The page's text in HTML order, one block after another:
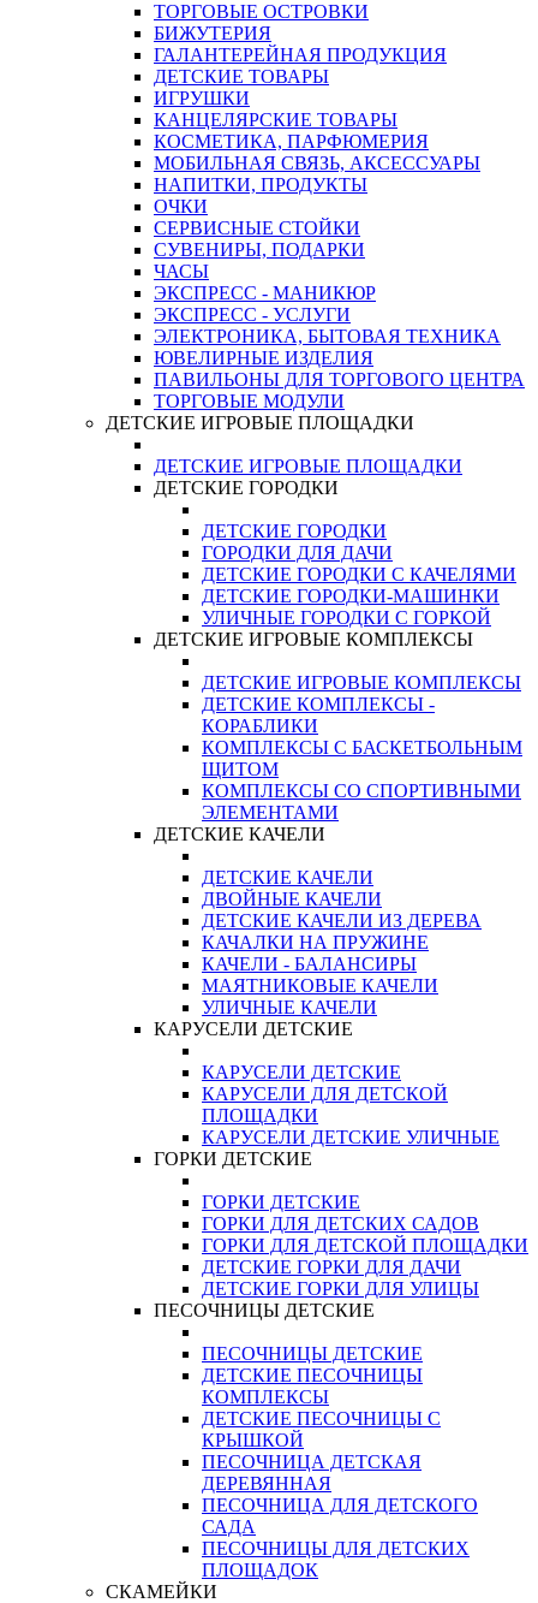
ТОРГОВЫЕ ОСТРОВКИ
БИЖУТЕРИЯ
ГАЛАНТЕРЕЙНАЯ ПРОДУКЦИЯ
ДЕТСКИЕ ТОВАРЫ
ИГРУШКИ
КАНЦЕЛЯРСКИЕ ТОВАРЫ
КОСМЕТИКА, ПАРФЮМЕРИЯ
МОБИЛЬНАЯ СВЯЗЬ, АКСЕССУАРЫ
НАПИТКИ, ПРОДУКТЫ
ОЧКИ
СЕРВИСНЫЕ СТОЙКИ
СУВЕНИРЫ, ПОДАРКИ
ЧАСЫ
ЭКСПРЕСС - МАНИКЮР
ЭКСПРЕСС - УСЛУГИ
ЭЛЕКТРОНИКА, БЫТОВАЯ ТЕХНИКА
ЮВЕЛИРНЫЕ ИЗДЕЛИЯ
ПАВИЛЬОНЫ ДЛЯ ТОРГОВОГО ЦЕНТРА
ТОРГОВЫЕ МОДУЛИ
ДЕТСКИЕ ИГРОВЫЕ ПЛОЩАДКИ
ДЕТСКИЕ ИГРОВЫЕ ПЛОЩАДКИ
ДЕТСКИЕ ГОРОДКИ
ДЕТСКИЕ ГОРОДКИ
ГОРОДКИ ДЛЯ ДАЧИ
ДЕТСКИЕ ГОРОДКИ С КАЧЕЛЯМИ
ДЕТСКИЕ ГОРОДКИ-МАШИНКИ
УЛИЧНЫЕ ГОРОДКИ С ГОРКОЙ
ДЕТСКИЕ ИГРОВЫЕ КОМПЛЕКСЫ
ДЕТСКИЕ ИГРОВЫЕ КОМПЛЕКСЫ
ДЕТСКИЕ КОМПЛЕКСЫ -
КОРАБЛИКИ
КОМПЛЕКСЫ С БАСКЕТБОЛЬНЫМ
ЩИТОМ
КОМПЛЕКСЫ СО СПОРТИВНЫМИ
ЭЛЕМЕНТАМИ
ДЕТСКИЕ КАЧЕЛИ
ДЕТСКИЕ КАЧЕЛИ
ДВОЙНЫЕ КАЧЕЛИ
ДЕТСКИЕ КАЧЕЛИ ИЗ ДЕРЕВА
КАЧАЛКИ НА ПРУЖИНЕ
КАЧЕЛИ - БАЛАНСИРЫ
МАЯТНИКОВЫЕ КАЧЕЛИ
УЛИЧНЫЕ КАЧЕЛИ
КАРУСЕЛИ ДЕТСКИЕ
КАРУСЕЛИ ДЕТСКИЕ
КАРУСЕЛИ ДЛЯ ДЕТСКОЙ
ПЛОЩАДКИ
КАРУСЕЛИ ДЕТСКИЕ УЛИЧНЫЕ
ГОРКИ ДЕТСКИЕ
ГОРКИ ДЕТСКИЕ
ГОРКИ ДЛЯ ДЕТСКИХ САДОВ
ГОРКИ ДЛЯ ДЕТСКОЙ ПЛОЩАДКИ
ДЕТСКИЕ ГОРКИ ДЛЯ ДАЧИ
ДЕТСКИЕ ГОРКИ ДЛЯ УЛИЦЫ
ПЕСОЧНИЦЫ ДЕТСКИЕ
ПЕСОЧНИЦЫ ДЕТСКИЕ
ДЕТСКИЕ ПЕСОЧНИЦЫ
КОМПЛЕКСЫ
ДЕТСКИЕ ПЕСОЧНИЦЫ С
КРЫШКОЙ
ПЕСОЧНИЦА ДЕТСКАЯ
ДЕРЕВЯННАЯ
ПЕСОЧНИЦА ДЛЯ ДЕТСКОГО
САДА
ПЕСОЧНИЦЫ ДЛЯ ДЕТСКИХ
ПЛОЩАДОК
СКАМЕЙКИ